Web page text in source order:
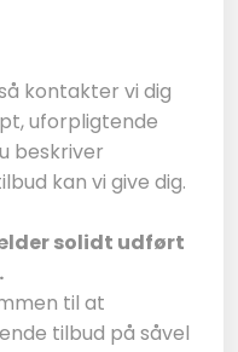
kontakter vi dig
uforpligtende
beskriver
kan vi give dig.
solidt udført
til at
tilbud på såvel